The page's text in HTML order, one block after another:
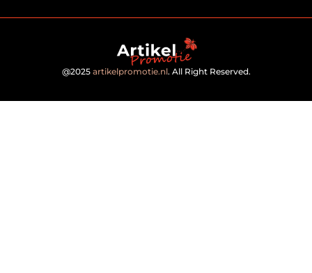
@2025 artikelpromotie.nl. All Right Reserved.